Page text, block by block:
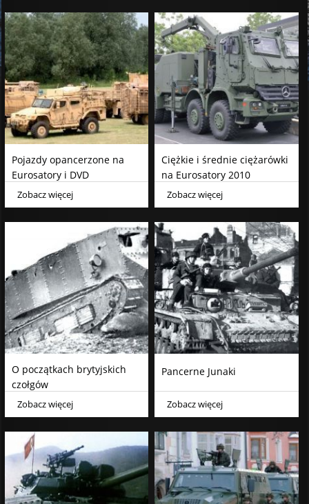
Pojazdy opancerzone na
Eurosatory i DVD
Zobacz więcej
Ciężkie i średnie ciężarówki
na Eurosatory 2010
Zobacz więcej
O początkach brytyjskich
czołgów
Zobacz więcej
Pancerne Junaki
Zobacz więcej